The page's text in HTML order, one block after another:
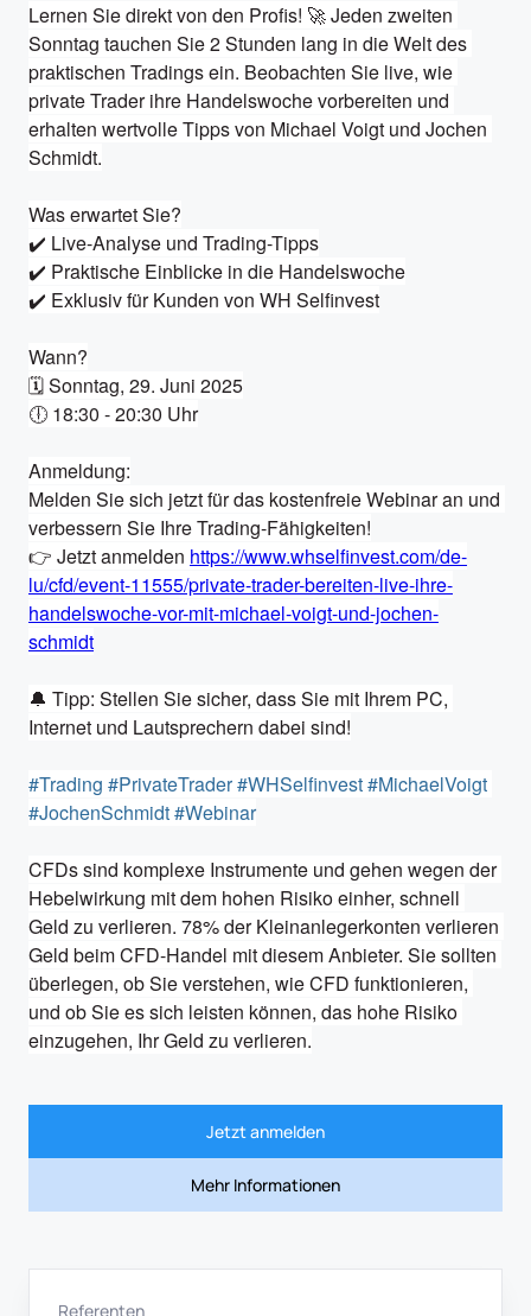
Lernen Sie direkt von den Profis! 🚀 Jeden zweiten
Sonntag tauchen Sie 2 Stunden lang in die Welt des
praktischen Tradings ein. Beobachten Sie live, wie
private Trader ihre Handelswoche vorbereiten und
erhalten wertvolle Tipps von Michael Voigt und Jochen
Schmidt.
Was erwartet Sie?
✔️ Live-Analyse und Trading-Tipps
✔️ Praktische Einblicke in die Handelswoche
✔️ Exklusiv für Kunden von WH Selfinvest
Wann?
🗓️ Sonntag, 29. Juni 2025
🕕 18:30 - 20:30 Uhr
Anmeldung:
Melden Sie sich jetzt für das kostenfreie Webinar an und
verbessern Sie Ihre Trading-Fähigkeiten!
👉 Jetzt anmelden https://www.whselfinvest.com/de-
lu/cfd/event-11555/private-trader-bereiten-live-ihre-
handelswoche-vor-mit-michael-voigt-und-jochen-
schmidt
🔔 Tipp: Stellen Sie sicher, dass Sie mit Ihrem PC,
Internet und Lautsprechern dabei sind!
#Trading #PrivateTrader#WHSelfinvest#MichaelVoigt
#JochenSchmidt#Webinar
CFDs sind komplexe Instrumente und gehen wegen der
Hebelwirkung mit dem hohen Risiko einher, schnell
Geld zu verlieren. 78% der Kleinanlegerkonten verlieren
Geld beim CFD-Handel mit diesem Anbieter. Sie sollten
überlegen, ob Sie verstehen, wie CFD funktionieren,
und ob Sie es sich leisten können, das hohe Risiko
einzugehen, Ihr Geld zu verlieren.
Jetzt anmelden
Mehr Informationen
Referenten